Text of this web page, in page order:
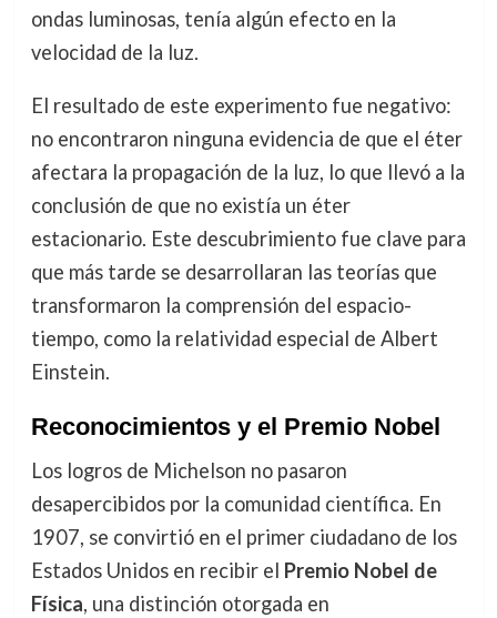
ondas luminosas, tenía algún efecto en la
velocidad de la luz.
El resultado de este experimento fue negativo:
no encontraron ninguna evidencia de que el éter
afectara la propagación de la luz, lo que llevó a la
conclusión de que no existía un éter
estacionario. Este descubrimiento fue clave para
que más tarde se desarrollaran las teorías que
transformaron la comprensión del espacio-
tiempo, como la relatividad especial de Albert
Einstein.
Reconocimientos y el Premio Nobel
Los logros de Michelson no pasaron
desapercibidos por la comunidad científica. En
1907, se convirtió en el primer ciudadano de los
Estados Unidos en recibir el Premio Nobel de
Física, una distinción otorgada en